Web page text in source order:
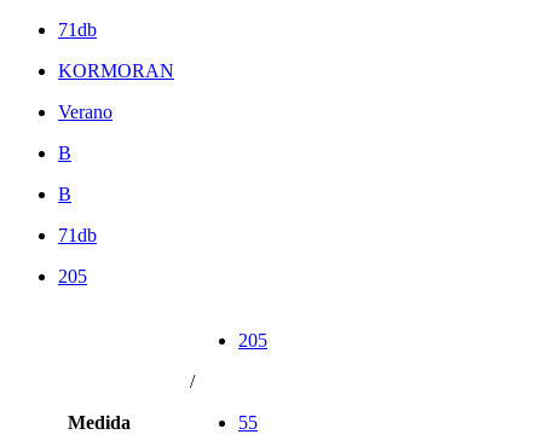
71db
KORMORAN
Verano
B
B
71db
205
Medida
205
/
55